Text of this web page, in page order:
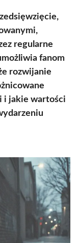
regularne
fanom
rozwijanie
i jakie wartości